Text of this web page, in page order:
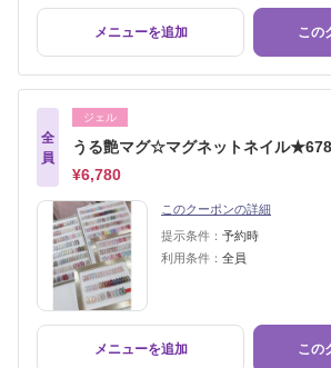
メニューを追加 この
全
員
ジェル
うる艶マグ☆マグネットネイル
¥6,780
このクーポンの詳細
提示条件： 予約時
利用条件： 全員
メニューを追加 この